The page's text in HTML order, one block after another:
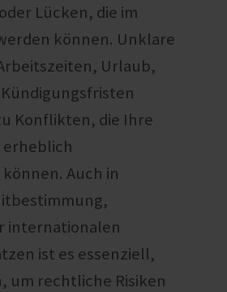
Lücken, die im
können. Unklare
Urlaub,
Konflikten, die Ihre
Auch in
internationalen
ist es essenziell,
um rechtliche Risiken